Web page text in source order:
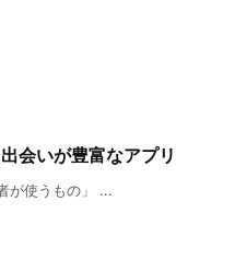
会いが豊富なアプリ
が使うもの」 ...